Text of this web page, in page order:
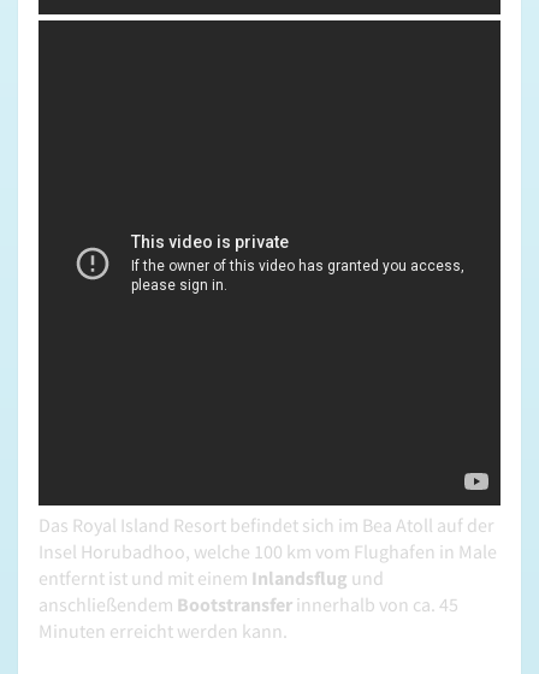
Das Royal Island Resort befindet sich im Bea Atoll auf der
Insel Horubadhoo, welche 100 km vom Flughafen in Male
entfernt ist und mit einem Inlandsflug und
anschließendem Bootstransfer innerhalb von ca. 45
Minuten erreicht werden kann.